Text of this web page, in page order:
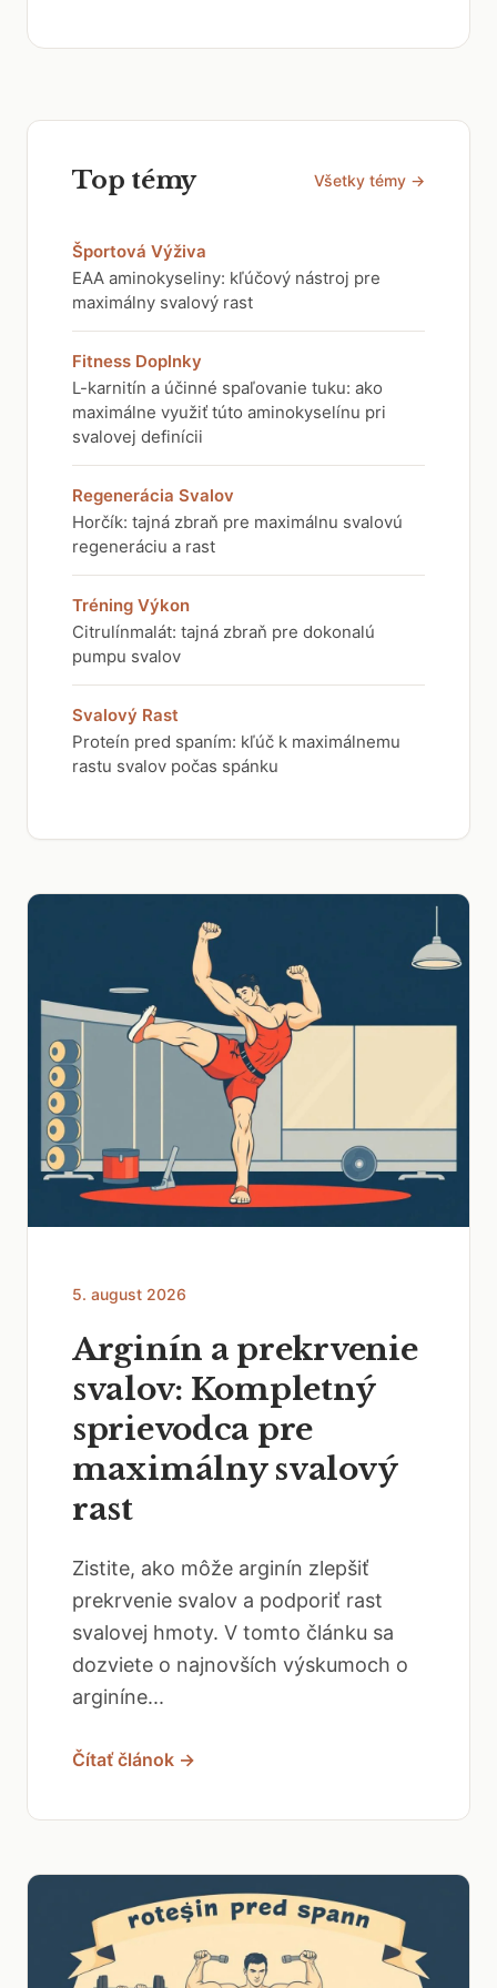
Top témy Všetky témy →
Športová Výživa
EAA aminokyseliny: kľúčový nástroj pre
maximálny svalový rast
Fitness Doplnky
L-karnitín a účinné spaľovanie tuku: ako
maximálne využiť túto aminokyselínu pri
svalovej definícii
Regenerácia Svalov
Horčík: tajná zbraň pre maximálnu svalovú
regeneráciu a rast
Tréning Výkon
Citrulínmalát: tajná zbraň pre dokonalú
pumpu svalov
Svalový Rast
Proteín pred spaním: kľúč k maximálnemu
rastu svalov počas spánku
5. august 2026
Arginín a prekrvenie
svalov: Kompletný
sprievodca pre
maximálny svalový
rast
Zistite, ako môže arginín zlepšiť
prekrvenie svalov a podporiť rast
svalovej hmoty. V tomto článku sa
dozviete o najnovších výskumoch o
arginíne...
Čítať článok →